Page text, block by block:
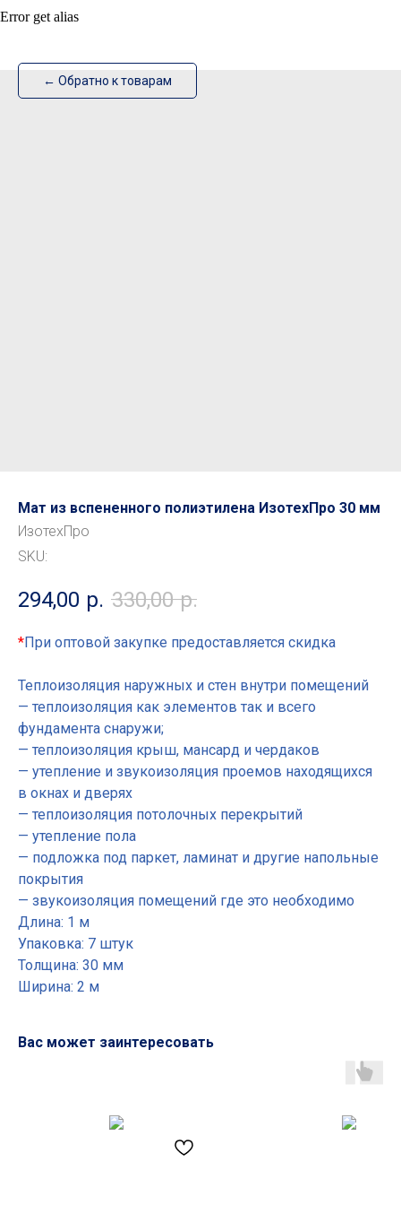
ИзотехПро
← Обратно к товарам
Error get alias
Мат из вспененного полиэтилена ИзотехПро 30 мм
ИзотехПро
SKU:
294,00 р. 330,00 р.
*При оптовой закупке предоставляется скидка
Теплоизоляция наружных и стен внутри помещений
— теплоизоляция как элементов так и всего
фундамента снаружи;
— теплоизоляция крыш, мансард и чердаков
— утепление и звукоизоляция проемов находящихся
в окнах и дверях
— теплоизоляция потолочных перекрытий
— утепление пола
— подложка под паркет, ламинат и другие напольные
покрытия
— звукоизоляция помещений где это необходимо
Длина: 1 м
Упаковка: 7 штук
Толщина: 30 мм
Ширина: 2 м
Вас может заинтересовать